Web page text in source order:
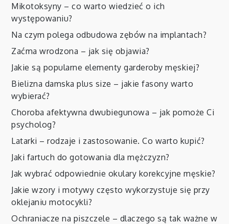
Mikotoksyny – co warto wiedzieć o ich
występowaniu?
Na czym polega odbudowa zębów na implantach?
Zaćma wrodzona – jak się objawia?
Jakie są popularne elementy garderoby męskiej?
Bielizna damska plus size – jakie fasony warto
wybierać?
Choroba afektywna dwubiegunowa – jak pomoże Ci
psycholog?
Latarki – rodzaje i zastosowanie. Co warto kupić?
Jaki fartuch do gotowania dla mężczyzn?
Jak wybrać odpowiednie okulary korekcyjne męskie?
Jakie wzory i motywy często wykorzystuje się przy
oklejaniu motocykli?
Ochraniacze na piszczele – dlaczego są tak ważne w